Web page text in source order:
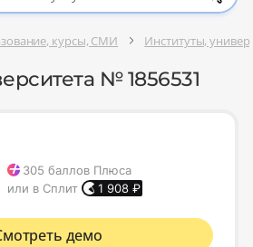
курсы, СМИ Институты,
№ 1856531
305 баллов Плюса
или в Сплит
1 908 ₽
демо